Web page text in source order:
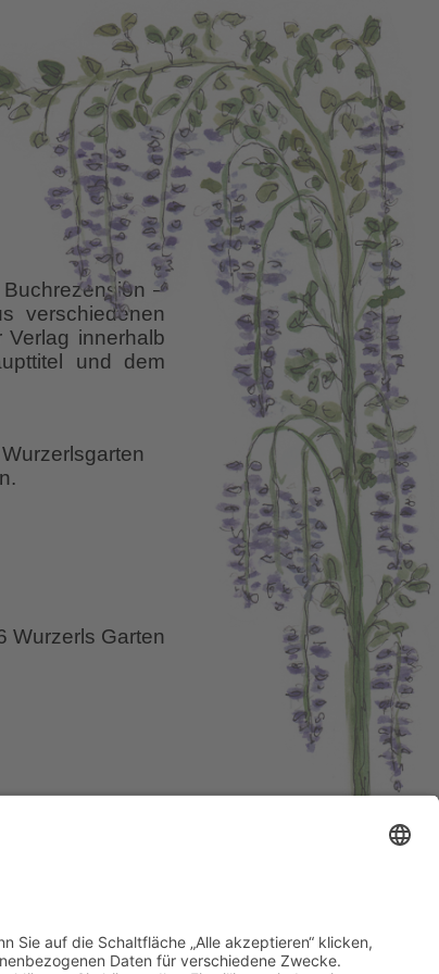
–
verschiedenen
innerhalb
und dem
Wurzerls Garten